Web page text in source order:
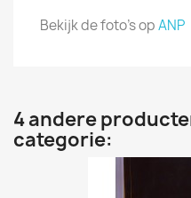
Bekijk de foto's opANP
4 andere
categorie: